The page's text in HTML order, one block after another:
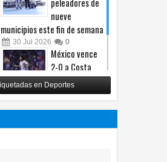
entre Nissan Versa y
lesionadas
2026
Localizan sin vida
León
06
peleadores de
nueve
municipios este fin de semana
30 Jul 2026 0
México vence
2-0 a Costa
Rica y avanza a
cuartos del
Premundial Sub-20
en Deportes